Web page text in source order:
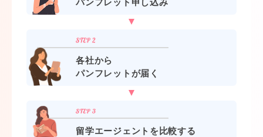
パンフレット申し込み
各社から
パンフレットが届く
留学エージェントを比較する